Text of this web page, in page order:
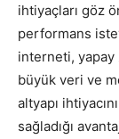
ihtiyaçları göz
performans
interneti, yapay
büyük veri ve
altyapı
sağladığı